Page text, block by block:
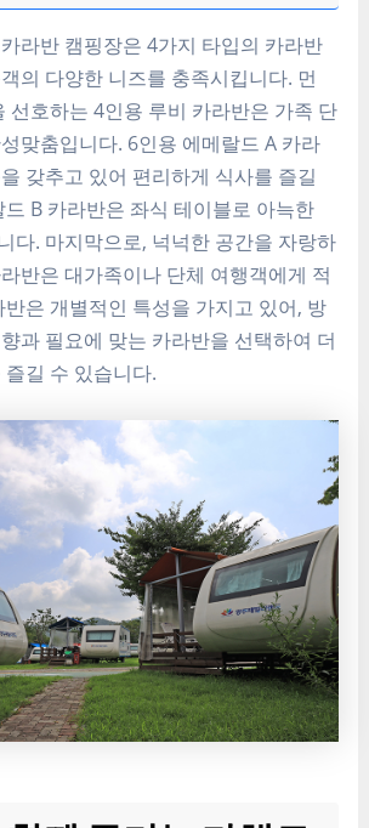
라반 캠핑장은 4가지 타입의 카라반
의 다양한 니즈를 충족시킵니다. 먼
선호하는 4인용 루비 카라반은 가족 단
맞춤입니다. 6인용 에메랄드 A 카라
갖추고 있어 편리하게 식사를 즐길
B 카라반은 좌식 테이블로 아늑한
다. 마지막으로, 넉넉한 공간을 자랑하
반은 대가족이나 단체 여행객에게 적
은 개별적인 특성을 가지고 있어, 방
과 필요에 맞는 카라반을 선택하여 더
길 수 있습니다.